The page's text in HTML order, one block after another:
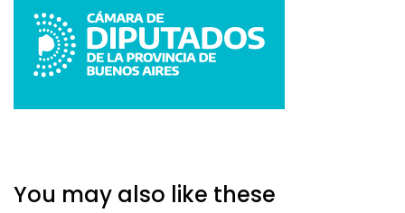
You may also like these